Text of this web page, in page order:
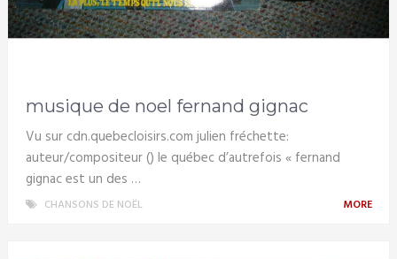
musique de noel fernand gignac
Vu sur cdn.quebecloisirs.com julien fréchette:
auteur/compositeur () le québec d’autrefois « fernand
gignac est un des …
CHANSONS DE NOËL MORE